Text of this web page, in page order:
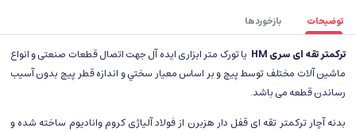
توضیحات بازخوردها
ترکمتر تقه ای سری HM
یا تورک متر ابزاری ایده آل جهت اتصال قطعات صنعتی و انواع
ماشين آلات مختلف توسط پيچ و بر اساس معيار سختي و اندازه قطر پیچ بدون آسیب
رساندن قطعه می باشد.
بدنه آچار ترکمتر تقه ای قفل دار هزبرن از فولاد آلیاژی کروم وانادیوم ساخته شده و